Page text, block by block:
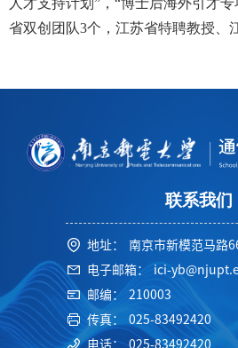
人才支持计划”，“博士后海外引才
省双创团队3个，江苏省特聘教授、
联系我们
地址：
南京市新模范马路
电子邮箱：
ici-
邮编：
210003
传真：
025-83492420
电话： 025-83492420